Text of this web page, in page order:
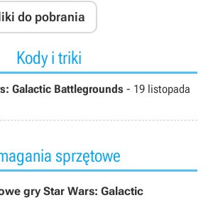
do pobrania
Kody i triki
Galactic Battlegrounds - 19 listopada
sprzętowe
gry Star Wars: Galactic